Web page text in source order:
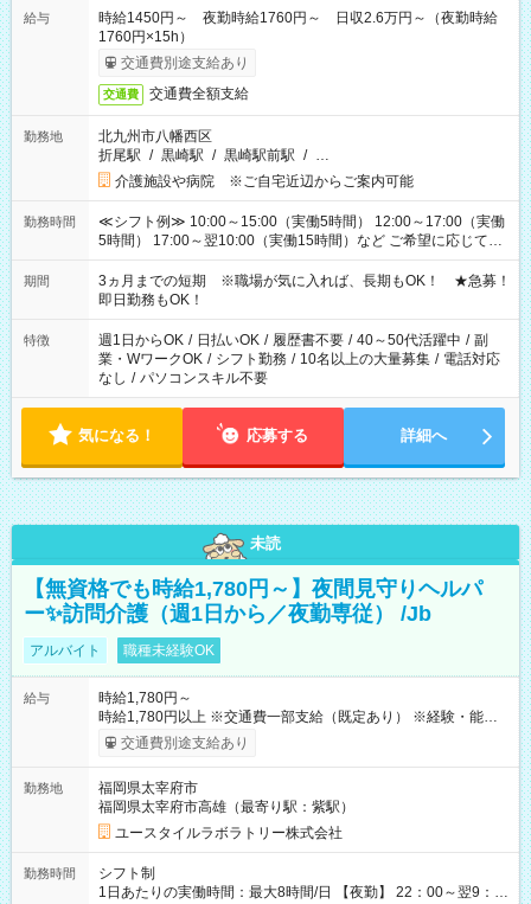
給与
時給1450円～ 夜勤時給1760円～ 日収2.6万円～（夜勤時給
1760円×15h）
交通費別途支給あり
交通費 交通費全額支給
勤務地
北九州市八幡西区
折尾駅 / 黒崎駅 / 黒崎駅前駅 / …
介護施設や病院 ※ご自宅近辺からご案内可能
勤務時間
≪シフト例≫ 10:00～15:00（実働5時間） 12:00～17:00（実働
5時間） 17:00～翌10:00（実働15時間）など ご希望に応じて、
働く時間は調整できます！ お気軽に担当へ相談ください！
期間
3ヵ月までの短期 ※職場が気に入れば、長期もOK！ ★急募！
即日勤務もOK！
特徴 週1日からOK / 日払いOK / 履歴書不要 / 40～50代活躍中 / 副
業・WワークOK / シフト勤務 / 10名以上の大量募集 / 電話対応
なし / パソコンスキル不要
気になる！ 応募する 詳細へ
未読
【無資格でも時給1,780円～】夜間見守りヘルパ
ー✨訪問介護（週1日から／夜勤専従） /Jb
アルバイト 職種未経験OK
給与
時給1,780円～
時給1,780円以上 ※交通費一部支給（既定あり） ※経験・能力を
考慮して決定します 【収入例】 週1回勤務の場合：1,780円×8時
間×4回=5万6,960円 週3回勤務の場合：1,780円×8時間×12回
月 ※ 雇用形態と給与に、本採用時と異なる部分があります。 雇
用形態：本採用時と同じです。 給与：時給 1,490円以上
交通費別途支給あり
勤務地
福岡県太宰府市
福岡県太宰府市高雄（最寄り駅：紫駅）
ユースタイルラボラトリー株式会社
勤務時間
シフト制
1日あたりの実働時間：最大8時間/日 【夜勤】 22：00～翌9：